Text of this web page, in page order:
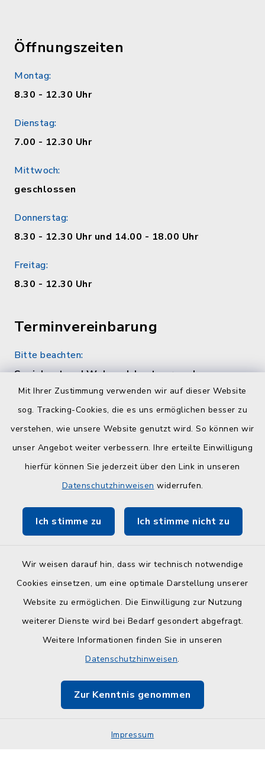
Mit Ihrer Zustimmung verwenden wir auf dieser Website
sog. Tracking-Cookies, die es uns ermöglichen besser zu
verstehen, wie unsere Website genutzt wird. So können wir
unser Angebot weiter verbessern. Ihre erteilte Einwilligung
hierfür können Sie jederzeit über den Link in unseren
Datenschutzhinweisen widerrufen.
Ich stimme zu Ich stimme nicht zu
Wir weisen darauf hin, dass wir technisch notwendige
Cookies einsetzen, um eine optimale Darstellung unserer
Website zu ermöglichen. Die Einwilligung zur Nutzung
weiterer Dienste wird bei Bedarf gesondert abgefragt.
Weitere Informationen finden Sie in unseren
Datenschutzhinweisen.
Zur Kenntnis genommen
Impressum
Öffnungszeiten
Montag:
8.30 - 12.30 Uhr
Dienstag:
7.00 - 12.30 Uhr
Mittwoch:
geschlossen
Donnerstag:
8.30 - 12.30 Uhr und 14.00 - 18.00 Uhr
Freitag:
8.30 - 12.30 Uhr
Terminvereinbarung
Bitte beachten:
Sozialamt und Wohngeldamt nur nach
telefonischer Vereinbarung unter 04384 5979-
Quicklinks
Kreisverwaltung Plön
ZuFiSH
Barrierefreiheit
Impressum
Sitemap